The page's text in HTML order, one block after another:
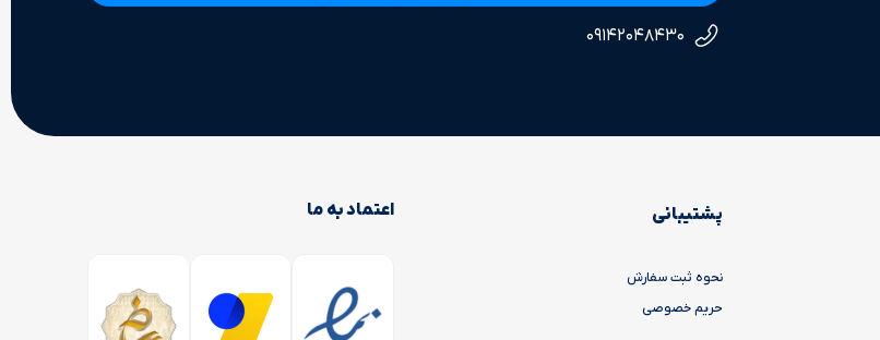
۰۹۱۴۲۰۴۸۴۳۰
پشتیبانی
نحوه ثبت سفارش
حریم خصوصی
اعتماد به ما